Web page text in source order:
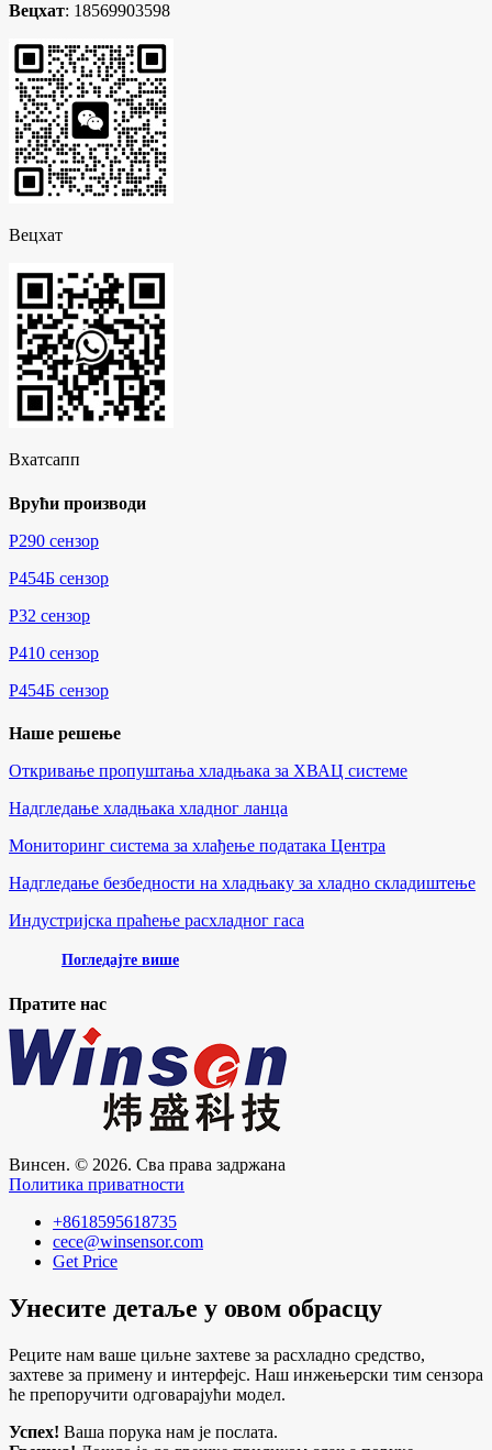
Вецхат: 18569903598
Вецхат
Вхатсапп
Врући производи
Р290 сензор
Р454Б сензор
Р32 сензор
Р410 сензор
Р454Б сензор
Наше решење
Откривање пропуштања хладњака за ХВАЦ системе
Надгледање хладњака хладног ланца
Мониторинг система за хлађење података Центра
Надгледање безбедности на хладњаку за хладно складиштење
Индустријска праћење расхладног гаса
Погледајте више
Пратите нас
Винсен. © 2026. Сва права задржана
Политика приватности
+8618595618735
cece@winsensor.com
Get Price
Унесите детаље у овом обрасцу
Реците нам ваше циљне захтеве за расхладно средство,
захтеве за примену и интерфејс. Наш инжењерски тим сензора
ће препоручити одговарајући модел.
Успех! Ваша порука нам је послата.